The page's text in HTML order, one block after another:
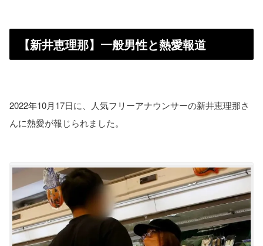
【新井恵理那】一般男性と熱愛報道
2022年10月17日に、人気フリーアナウンサーの新井恵理那さ
んに熱愛が報じられました。